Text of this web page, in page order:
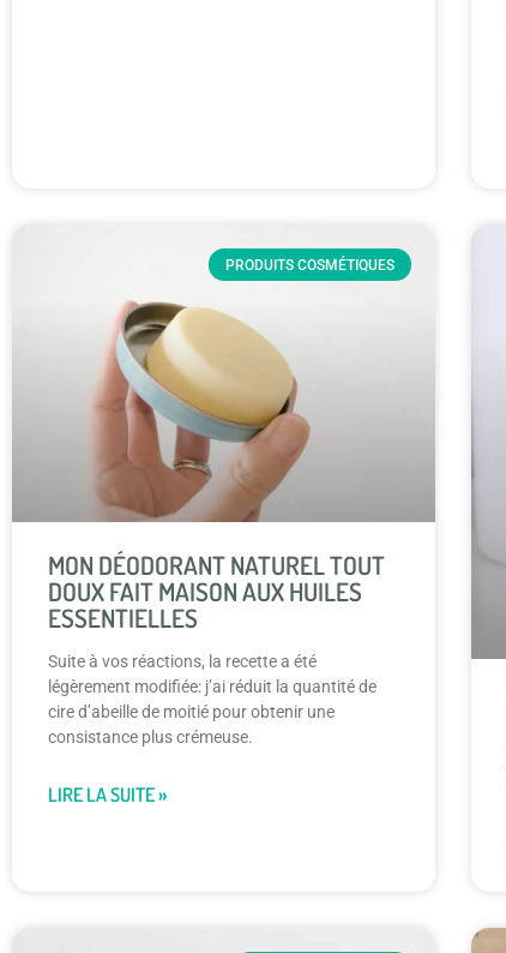
PRODUITS COSMÉTIQUES
MON DÉODORANT NATUREL TOUT
DOUX FAIT MAISON AUX HUILES
ESSENTIELLES
Suite à vos réactions, la recette a été
légèrement modifiée: j’ai réduit la quantité de
cire d’abeille de moitié pour obtenir une
consistance plus crémeuse.
LIRE LA SUITE »